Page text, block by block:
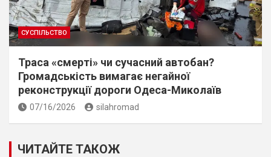
СУСПІЛЬСТВО
Траса «смерті» чи сучасний автобан?
Громадськість вимагає негайної
реконструкції дороги Одеса-Миколаїв
07/16/2026 silahromad
ЧИТАЙТЕ ТАКОЖ